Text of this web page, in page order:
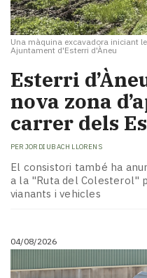
Una màquina excavadora iniciant
Ajuntament d'Esterri d'Àneu
​Esterri
nova zona
carrer dels
PER JORDI UBACH LLORENS
El consistori també ha
a la "Ruta del Colesterol"
vianants i vehicles
04/08/2026